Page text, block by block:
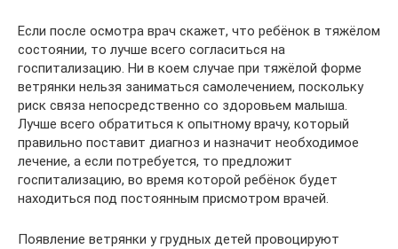
Если после осмотра врач скажет, что ребёнок в тяжёлом
состоянии, то лучше всего согласиться на
госпитализацию. Ни в коем случае при тяжёлой форме
ветрянки нельзя заниматься самолечением, поскольку
риск связа непосредственно со здоровьем малыша.
Лучше всего обратиться к опытному врачу, который
правильно поставит диагноз и назначит необходимое
лечение, а если потребуется, то предложит
госпитализацию, во время которой ребёнок будет
находиться под постоянным присмотром врачей.
Появление ветрянки у грудных детей провоцируют